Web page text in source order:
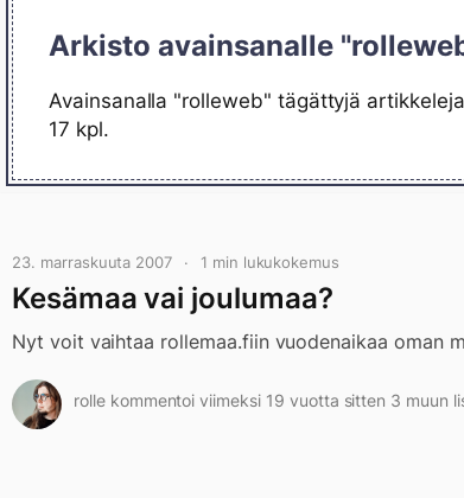
Arkisto avainsanalle
Avainsanalla "rolleweb" tägättyjä
17 kpl.
23. marraskuuta 2007 1 min lukukokemus
Kesämaa vai joulumaa?
Nyt voit vaihtaa rollemaa.fiin vuodenaikaa oman
rolle kommentoi viimeksi 19 vuotta sitten 3 muun